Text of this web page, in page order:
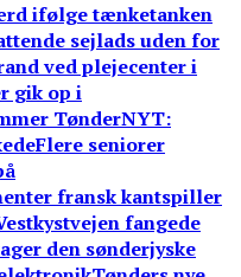
ifølge tænketanken
sejlads uden for
ved plejecenter i
gik op i
TønderNYT:
Flere seniorer
fransk kantspiller
fangede
den sønderjyske